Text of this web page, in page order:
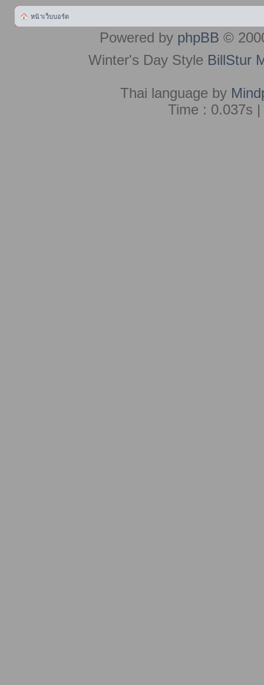
หน้าเว็บบอร์ด
Powered by phpBB ©
Winter's Day Style BillStur
Thai language by
Time : 0.037s